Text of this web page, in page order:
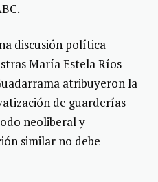
discusión política
María Estela Ríos
atribuyeron la
de guarderías
neoliberal y
similar no debe